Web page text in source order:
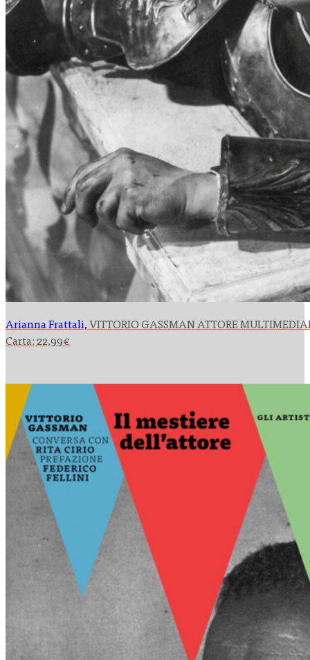
Arianna Frattali, VITTORIO GASSMAN ATTORE
Carta: 22,99€